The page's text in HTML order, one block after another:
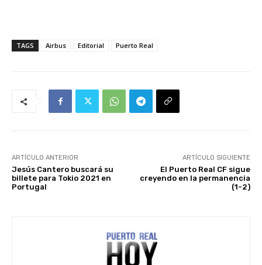
TAGS Airbus Editorial Puerto Real
ARTÍCULO ANTERIOR
Jesús Cantero buscará su
billete para Tokio 2021 en
Portugal
ARTÍCULO SIGUIENTE
El Puerto Real CF sigue
creyendo en la permanencia
(1-2)